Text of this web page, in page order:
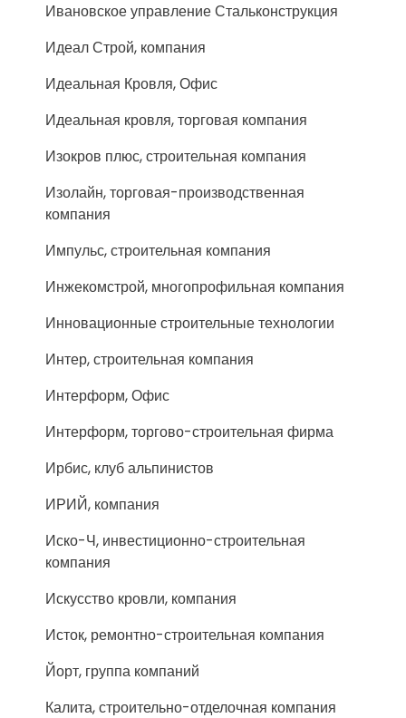
Ивановское управление Стальконструкция
Идеал Строй, компания
Идеальная Кровля, Офис
Идеальная кровля, торговая компания
Изокров плюс, строительная компания
Изолайн, торговая-производственная
компания
Импульс, строительная компания
Инжекомстрой, многопрофильная компания
Инновационные строительные технологии
Интер, строительная компания
Интерформ, Офис
Интерформ, торгово-строительная фирма
Ирбис, клуб альпинистов
ИРИЙ, компания
Иско-Ч, инвестиционно-строительная
компания
Искусство кровли, компания
Исток, ремонтно-строительная компания
Йорт, группа компаний
Калита, строительно-отделочная компания